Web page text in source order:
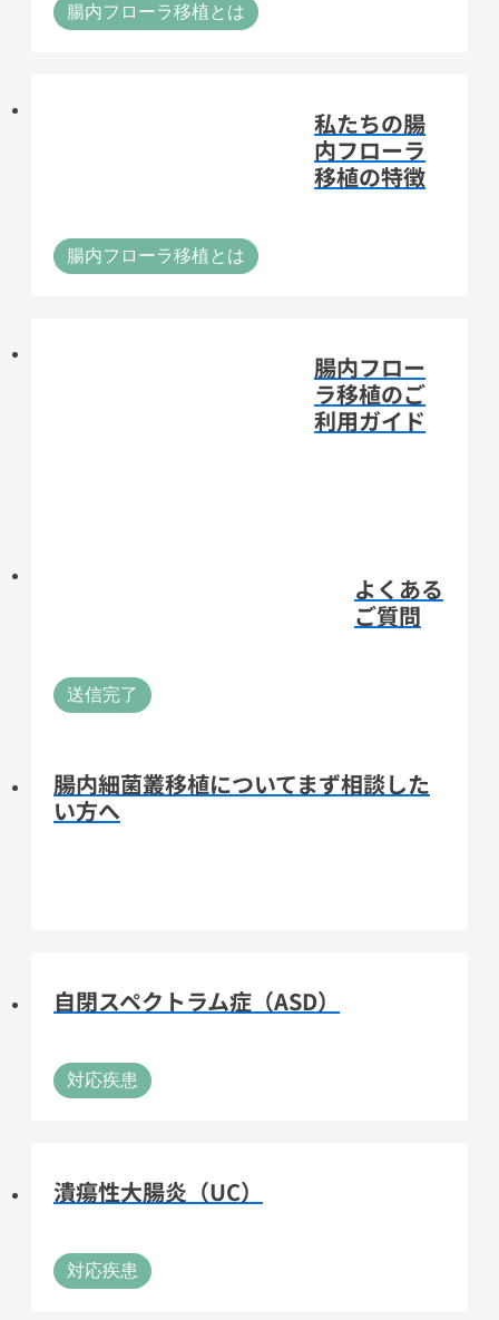
腸内フローラ移植とは
私たちの腸
内フローラ
移植の特徴
腸内フローラ移植とは
腸内フロー
ラ移植のご
利用ガイド
よくある
ご質問
送信完了
腸内細菌叢移植についてまず相談した
い方へ
自閉スペクトラム症（ASD）
対応疾患
潰瘍性大腸炎（UC）
対応疾患